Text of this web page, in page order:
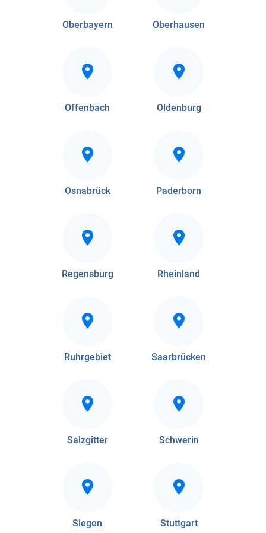
Oberbayern Oberhausen
Offenbach Oldenburg
Osnabrück Paderborn
Regensburg Rheinland
Ruhrgebiet Saarbrücken
Salzgitter Schwerin
Siegen Stuttgart